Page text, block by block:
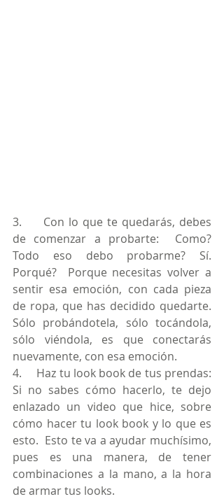
3.     Con lo que te quedarás, debes
de comenzar a probarte:  Como?
Todo eso debo probarme? Sí.
Porqué?  Porque necesitas volver a
sentir esa emoción, con cada pieza
de ropa, que has decidido quedarte.
Sólo probándotela, sólo tocándola,
sólo viéndola, es que conectarás
nuevamente, con esa emoción.
4.     Haz tu look book de tus prendas:
Si no sabes cómo hacerlo, te dejo
enlazado un video que hice, sobre
cómo hacer tu look book y lo que es
esto.  Esto te va a ayudar muchísimo,
pues es una manera, de tener
combinaciones a la mano, a la hora
de armar tus looks.